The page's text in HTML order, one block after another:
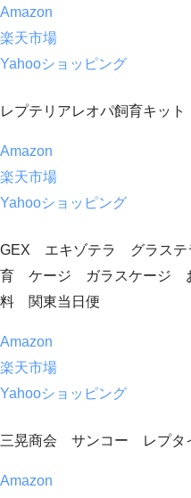
Amazon
楽天市場
Yahooショッピング
レプテリアレオパ飼育キッ
Amazon
楽天市場
Yahooショッピング
GEX エキゾテラ グラス
育 ケージ ガラスケージ
料 関東当日便
Amazon
楽天市場
Yahooショッピング
三晃商会 サンコー レプタ
Amazon